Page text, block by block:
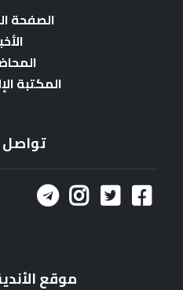
الصفحة
المكتبة
تواصل
موقع